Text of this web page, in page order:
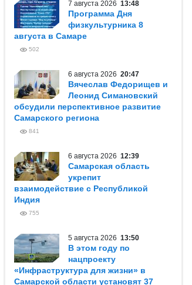
7 августа 2026 13:48
Программа Дня
физкультурника 8
августа в Самаре
502
6 августа 2026 20:47
Вячеслав Федорищев и
Леонид Симановский
обсудили перспективное развитие
Самарского региона
841
6 августа 2026 12:39
Самарская область
укрепит
взаимодействие с Республикой
Индия
755
5 августа 2026 13:50
В этом году по
нацпроекту
«Инфраструктура для жизни» в
Самарской области установят 37